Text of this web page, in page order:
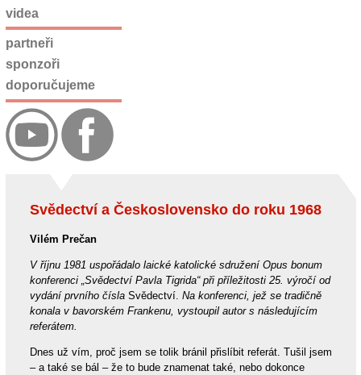
Svědectví a Československo do roku 1968
Vilém Prečan
V říjnu 1981 uspořádalo laické katolické sdružení Opus bonum
konferenci „Svědectví Pavla Tigrida“ při příležitosti 25. výročí od
vydání prvního číslaSvědectví. Na konferenci, jež se tradičně
konala v bavorském Frankenu, vystoupil autor s následujícím
referátem.
Dnes už vím, proč jsem se tolik bránil přislíbit referát. Tušil jsem
– a také se bál – že to bude znamenat také, nebo dokonce
videa
partneři
sponzoři
doporučujeme